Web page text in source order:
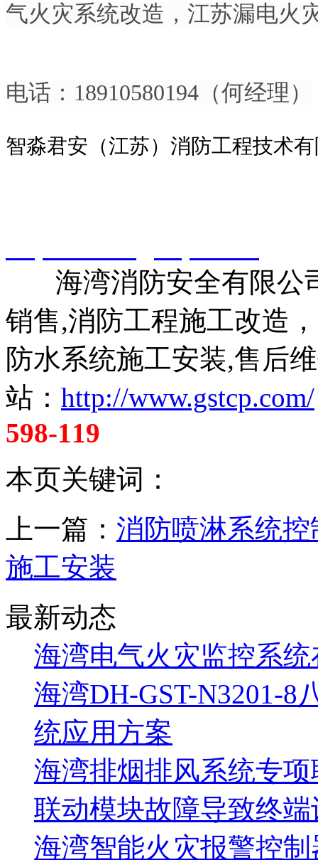
气火灾系统改造，江苏漏电火
电话：18910580194（何经理）
智淼君安（江苏）消防工程技术
海湾消防安全有限公
销售,消防工程施工改造
防水系统施工安装,售后
站： http://www.gstcp.com/
598-119
本页关键词：
上一篇： 消防喷淋系统控
施工安装
最新动态
海湾电气火灾监控系
海湾DH-GST-N3201-8
统应用方案
海湾排烟排风系统专
联动模块故障导致终
海湾智能火灾报警控